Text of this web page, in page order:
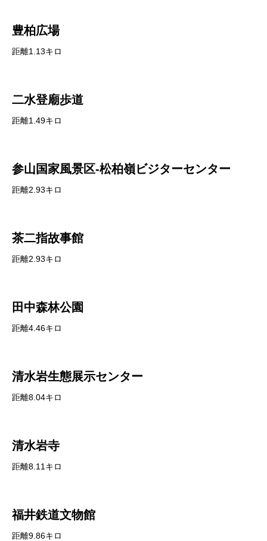
豊柏広場
距離1.13キロ
二水登廟歩道
距離1.49キロ
参山国家風景区-松柏嶺ビジターセンター
距離2.93キロ
茶二指故事館
距離2.93キロ
田中森林公園
距離4.46キロ
清水岩生態展示センター
距離8.04キロ
清水岩寺
距離8.11キロ
福井鉄道文物館
距離9.86キロ